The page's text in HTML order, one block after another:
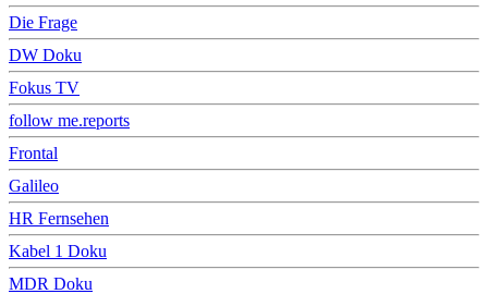
Die Frage
DW Doku
Fokus TV
follow me.reports
Frontal
Galileo
HR Fernsehen
Kabel 1 Doku
MDR Doku